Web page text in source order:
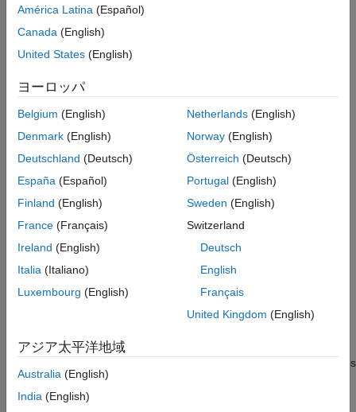
Applications
DSP System Toolbox
Fixed-Point Designer
HDL Verifier
Signal Processing Toolbox
SoC Blockset
architectures, assessing trade-offs in resource usage, power,
and GSPS throughput with support for serial and parallel
customize input stimulus and configure ports and properties of
synthesizable code from the algorithms in VHDL® and Verilog
(with HDL Coder™) and SystemVerilogDPI verification
components (with HDL Verifier™).
Get Started
HDL-Optimized Filters and Transforms
Choose blocks or System objects to create HDL-optimized
hardware system designs
HDL Code Generation and Deployment
Generate HDL code using HDL Coder, verify code using HDL
Verifier, and prototype designs using hardware support packages
Applications
América Latina (Español)
Canada (English)
United States (English)
ヨーロッパ
Belgium (English)
Denmark (English)
Deutschland (Deutsch)
España (Español)
Finland (English)
France (Français)
Ireland (English)
Italia (Italiano)
Luxembourg (English)
Netherlands(English)
Norway(English)
Österreich (Deutsch)
Portugal(English)
Sweden (English)
Switzerland
Deutsch
English
Français
United Kingdom (English)
アジア太平洋地域
Australia (English)
India (English)